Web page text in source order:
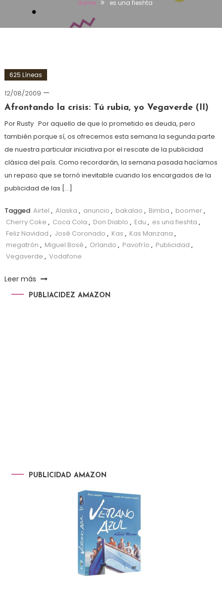
Home es una fieshta
625 Líneas
12/08/2009
Afrontando la crisis: Tú rubia, yo Vegaverde (II)
Por Rusty Por aquello de que lo prometido es deuda, pero
también porque sí, os ofrecemos esta semana la segunda parte
de nuestra particular iniciativa por el rescate de la publicidad
clásica del país. Como recordarán, la semana pasada hacíamos
un repaso que se tornó inevitable cuando los encargados de la
publicidad de las […]
Tagged Airtel , Alaska , anuncio , bakalao , Bimba , boomer,
Cherry Coke , Coca Cola , Don Diablo , Edu , es una fieshta ,
Feliz Navidad , José Coronado , Kas , Kas Manzana ,
megatrón , Miguel Bosé , Orlando , Pavofrío , Publicidad ,
Vegaverde , Vodafone
Leer más
PUBLIACIDEZ AMAZON
PUBLICIDAD AMAZON